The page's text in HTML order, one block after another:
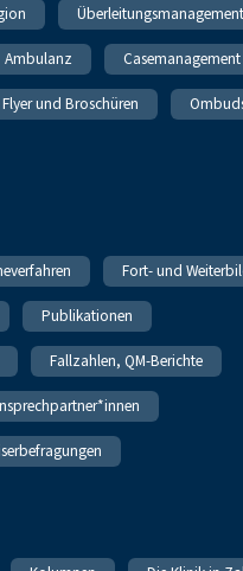
Überleitungsmanagement
Ambulanz Casemanagement
Flyer und Broschüren
Fort- und
Publikationen
Fallzahlen, QM-Berichte